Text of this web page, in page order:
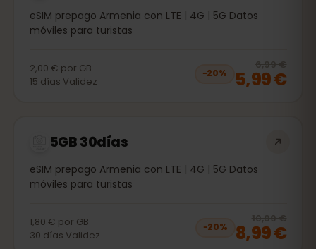
eSIM prepago Armenia con LTE | 4G | 5G Datos
móviles para turistas
2,00 € por GB
15 días Validez
−20%
6,99 €
5,99 €
5GB 30días
eSIM prepago Armenia con LTE | 4G | 5G Datos
móviles para turistas
1,80 € por GB
30 días Validez
−20%
10,99 €
8,99 €